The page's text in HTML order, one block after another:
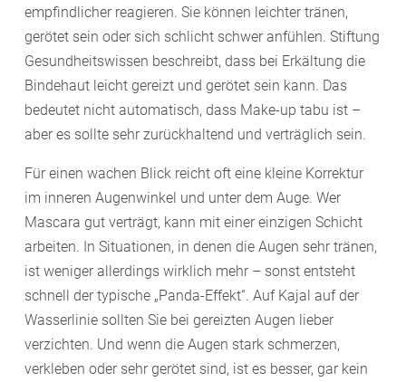
empfindlicher reagieren. Sie können leichter tränen,
gerötet sein oder sich schlicht schwer anfühlen. Stiftung
Gesundheitswissen beschreibt, dass bei Erkältung die
Bindehaut leicht gereizt und gerötet sein kann. Das
bedeutet nicht automatisch, dass Make-up tabu ist –
aber es sollte sehr zurückhaltend und verträglich sein.
Für einen wachen Blick reicht oft eine kleine Korrektur
im inneren Augenwinkel und unter dem Auge. Wer
Mascara gut verträgt, kann mit einer einzigen Schicht
arbeiten. In Situationen, in denen die Augen sehr tränen,
ist weniger allerdings wirklich mehr – sonst entsteht
schnell der typische „Panda-Effekt“. Auf Kajal auf der
Wasserlinie sollten Sie bei gereizten Augen lieber
verzichten. Und wenn die Augen stark schmerzen,
verkleben oder sehr gerötet sind, ist es besser, gar kein